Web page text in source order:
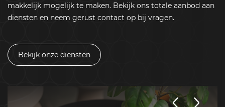
makkelijk mogelijk te maken. Bekijk ons totale aanbod aan
diensten en neem gerust contact op bij vragen.
Bekijk onze diensten